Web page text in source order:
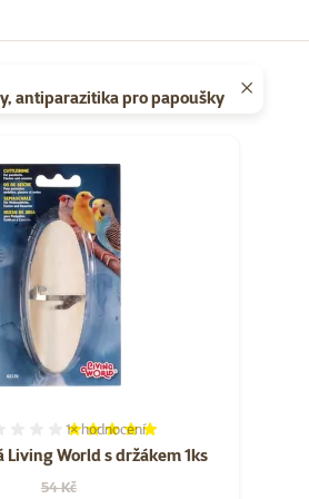
antiparazitika pro papoušky
Living World s držákem 1ks
Hodnocení 100%, počet hodnocení: 1
1×hodnocení
Původní cena
54 Kč